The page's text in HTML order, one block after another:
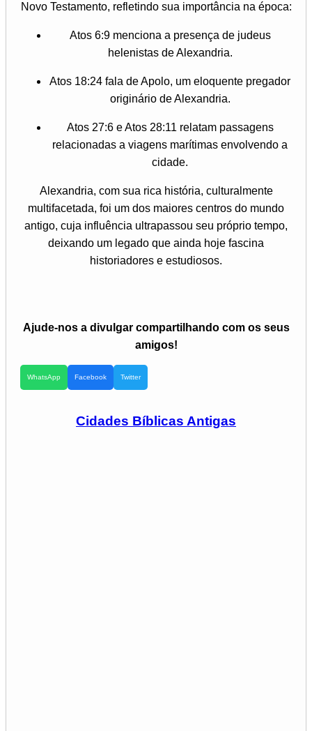
Novo Testamento, refletindo sua importância na época:
Atos 6:9 menciona a presença de judeus
helenistas de Alexandria.
Atos 18:24 fala de Apolo, um eloquente pregador
originário de Alexandria.
Atos 27:6 e Atos 28:11 relatam passagens
relacionadas a viagens marítimas envolvendo a
cidade.
Alexandria, com sua rica história, culturalmente
multifacetada, foi um dos maiores centros do mundo
antigo, cuja influência ultrapassou seu próprio tempo,
deixando um legado que ainda hoje fascina
historiadores e estudiosos.
Ajude-nos a divulgar compartilhando com os seus
amigos!
WhatsApp Facebook Twitter
Cidades Bíblicas Antigas